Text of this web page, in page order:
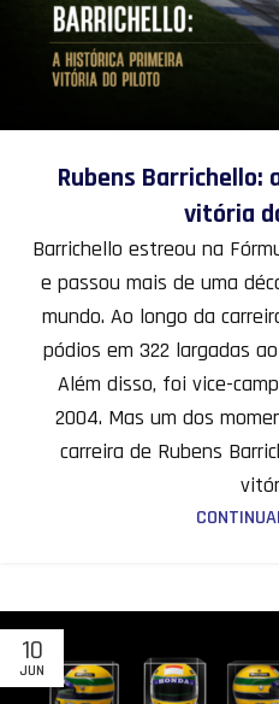
Rubens
vitória
Barrichello estreou na
e passou mais de uma
mundo. Ao longo da
pódios em 322 largadas
Além disso, foi vice-
2004. Mas um dos
carreira de Rubens
10
JUN